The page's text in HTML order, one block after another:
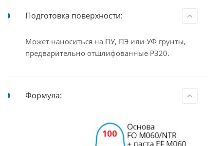
Подготовка поверхности:
Может наноситься на ПУ, ПЭ или УФ грунты,
предварительно отшлифованные Р320.
Формула: